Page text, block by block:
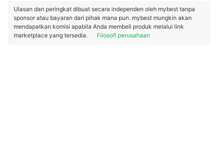
Ulasan dan peringkat dibuat secara independen oleh mybest tanpa
sponsor atau bayaran dari pihak mana pun. mybest mungkin akan
mendapatkan komisi apabila Anda membeli produk melalui link
marketplace yang tersedia.
Filosofi perusahaan